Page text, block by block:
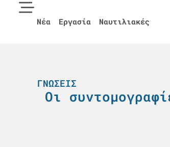
Νέα Εργασία Ναυτιλιακές
ΓΝΏΣΕΙΣ
Οι